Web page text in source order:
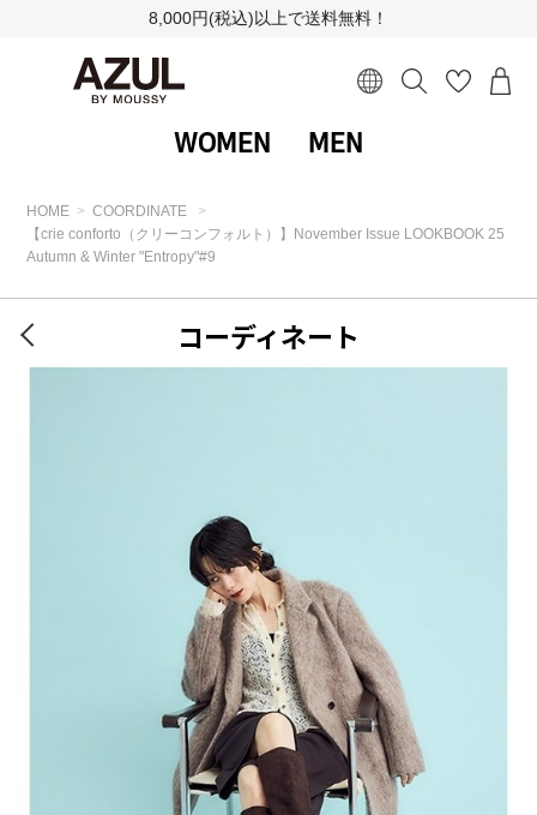
8,000円(税込)以上で送料無料！
WOMEN MEN
HOME
COORDINATE
【crie conforto（クリーコンフォルト）】November Issue LOOKBOOK 25
Autumn & Winter "Entropy"#9
コーディネート